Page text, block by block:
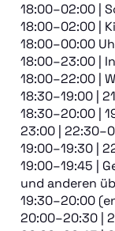
18:00–02:00 |
18:00–02:00 |
18:00–00:00
18:00–23:00 |
18:00–22:00 |
18:30–19:00 |
18:30–20:00 |
23:00 |
19:00–19:30 |
19:00–19:45 |
und anderen
19:30–20:00
20:00–20:30 |